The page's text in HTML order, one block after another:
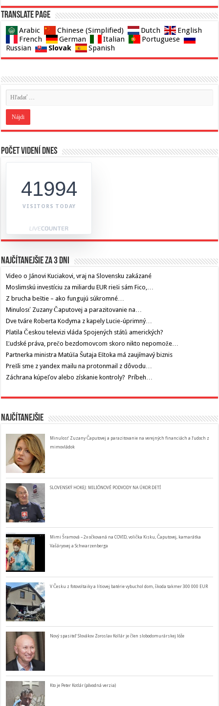
Translate page
Arabic Chinese (Simplified) Dutch
English
French
German Italian
Portuguese
Russian
Slovak Spanish
Počet videní dnes
41994
VISITORS TODAY
Najčítanejšie za 3 dni
Video o Jánovi Kuciakovi, vraj na Slovensku zakázané
Moslimskú investíciu za miliardu EUR rieši sám Fico,…
Z brucha beštie – ako fungujú súkromné…
Minulosť Zuzany Čaputovej a parazitovanie na…
Dve tváre Roberta Kodyma z kapely Lucie-úprimný…
Platila Českou televizi vláda Spojených států amerických?
Ľudské práva, prečo bezdomovcom skoro nikto nepomože…
Partnerka ministra Matúša Šutaja Eštoka má zaujímavý biznis
Prešli sme z yandex mailu na protonmail z dôvodu…
Záchrana kúpeľov alebo získanie kontroly? Príbeh…
Najčítanejšie
Minulosť Zuzany Čaputovej a parazitovanie na verejných financiách a ľudoch z
mimovládok
SLOVENSKÝ HOKEJ: MILIÓNOVÉ PODVODY NA ÚKOR DETÍ
Mimi Šramová – 2x očkovaná na COVID, volička Kisku, Čaputovej, kamarátka
Vašáryovej a Schwarzenberga
V Česku z fotovoltaiky a lítiovej batérie vybuchol dom, škoda takmer 300 000 EUR
Nový spasiteľ Slovákov Zoroslav Kollár je člen slobodomurárskej lóže
Kto je Peter Kotlár (pôvodná verzia)